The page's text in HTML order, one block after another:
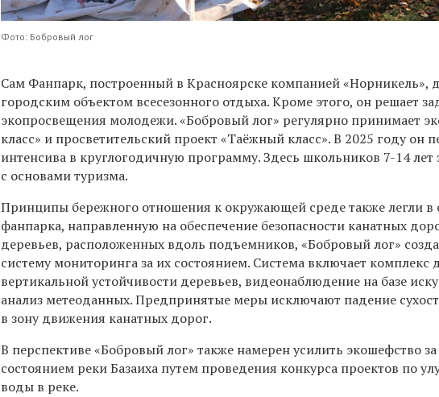
Фото: Бобровый лог
Сам Фанпарк, построенный в Красноярске компанией «Норникель»,
городским объектом всесезонного отдыха. Кроме этого, он решает
экопросвещения молодежи. «Бобровый лог» регулярно принимает
класс» и просветительский проект «Таёжный класс». В 2025 году он
интенсива в круглогодичную программу. Здесь школьников 7-14 лет
с основами туризма.
Принципы бережного отношения к окружающей среде также легли в
фанпарка, направленную на обеспечение безопасности канатных
деревьев, расположенных вдоль подъемников, «Бобровый лог»
систему мониторинга за их состоянием. Система включает комплекс
вертикальной устойчивости деревьев, видеонаблюдение на базе
анализ метеоданных. Предпринятые меры исключают падение
в зону движения канатных дорог.
В перспективе «Бобровый лог» также намерен усилить экошефство
состоянием реки Базаиха путем проведения конкурса проектов по
воды в реке.